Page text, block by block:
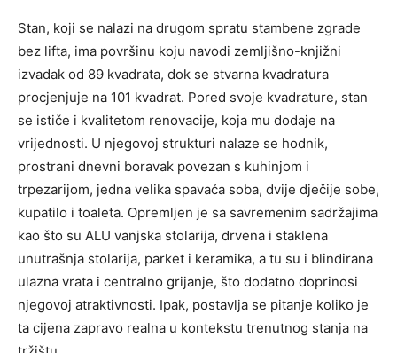
Stan, koji se nalazi na drugom spratu stambene zgrade
bez lifta, ima površinu koju navodi zemljišno-knjižni
izvadak od 89 kvadrata, dok se stvarna kvadratura
procjenjuje na 101 kvadrat. Pored svoje kvadrature, stan
se ističe i kvalitetom renovacije, koja mu dodaje na
vrijednosti. U njegovoj strukturi nalaze se hodnik,
prostrani dnevni boravak povezan s kuhinjom i
trpezarijom, jedna velika spavaća soba, dvije dječije sobe,
kupatilo i toaleta. Opremljen je sa savremenim sadržajima
kao što su ALU vanjska stolarija, drvena i staklena
unutrašnja stolarija, parket i keramika, a tu su i blindirana
ulazna vrata i centralno grijanje, što dodatno doprinosi
njegovoj atraktivnosti. Ipak, postavlja se pitanje koliko je
ta cijena zapravo realna u kontekstu trenutnog stanja na